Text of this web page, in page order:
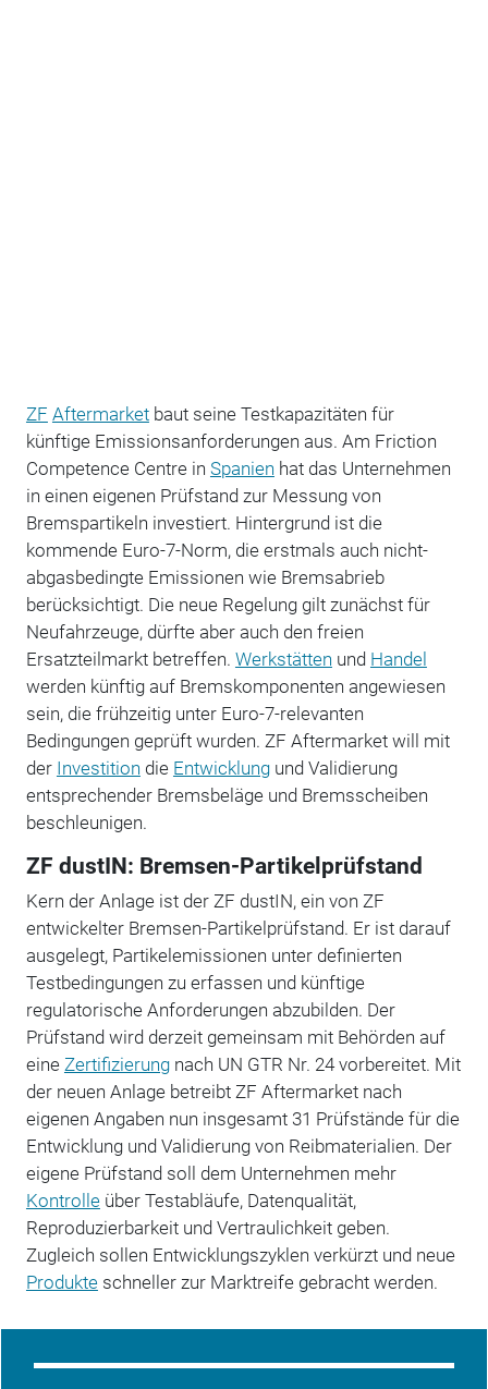
ZF Aftermarketbaut seine Testkapazitäten für
künftige Emissionsanforderungen aus. Am Friction
Competence Centre in Spanien hat das Unternehmen
in einen eigenen Prüfstand zur Messung von
Bremspartikeln investiert. Hintergrund ist die
kommende Euro-7-Norm, die erstmals auch nicht-
abgasbedingte Emissionen wie Bremsabrieb
berücksichtigt. Die neue Regelung gilt zunächst für
Neufahrzeuge, dürfte aber auch den freien
Ersatzteilmarkt betreffen. Werkstätten und Handel
werden künftig auf Bremskomponenten angewiesen
sein, die frühzeitig unter Euro-7-relevanten
Bedingungen geprüft wurden. ZF Aftermarket will mit
der Investition die Entwicklungund Validierung
entsprechender Bremsbeläge und Bremsscheiben
beschleunigen.
ZF dustIN: Bremsen-Partikelprüfstand
Kern der Anlage ist der ZF dustIN, ein von ZF
entwickelter Bremsen-Partikelprüfstand. Er ist darauf
ausgelegt, Partikelemissionen unter definierten
Testbedingungen zu erfassen und künftige
regulatorische Anforderungen abzubilden. Der
Prüfstand wird derzeit gemeinsam mit Behörden auf
eine Zertifizierungnach UN GTR Nr. 24 vorbereitet. Mit
der neuen Anlage betreibt ZF Aftermarket nach
eigenen Angaben nun insgesamt 31 Prüfstände für die
Entwicklung und Validierung von Reibmaterialien. Der
eigene Prüfstand soll dem Unternehmen mehr
Kontrolleüber Testabläufe, Datenqualität,
Reproduzierbarkeit und Vertraulichkeit geben.
Zugleich sollen Entwicklungszyklen verkürzt und neue
Produkteschneller zur Marktreife gebracht werden.